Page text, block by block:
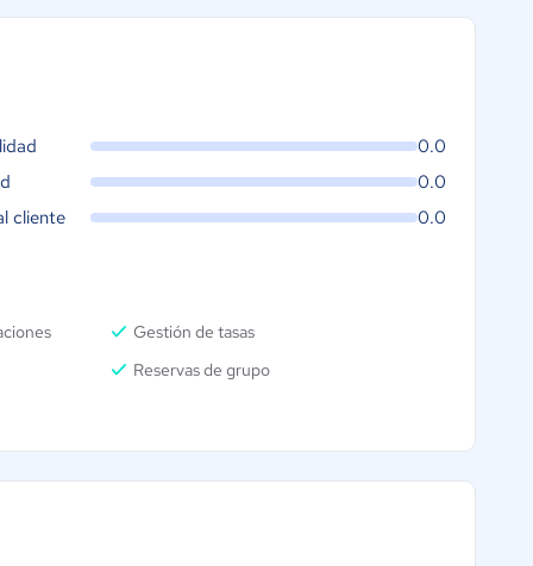
0.0
0.0
cliente
0.0
Gestión de tasas
Reservas de grupo